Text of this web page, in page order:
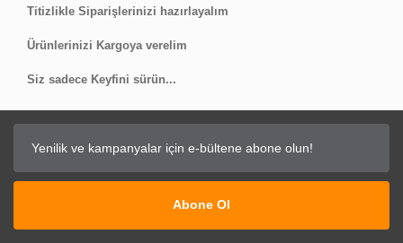
Titizlikle Siparişlerinizi hazırlayalım
Ürünlerinizi Kargoya verelim
Siz sadece Keyfini sürün...
Abone Ol